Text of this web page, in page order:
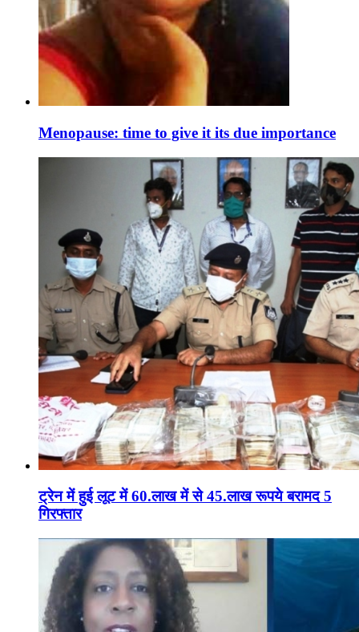
Menopause: time to give it its due importance
ट्रेन में हुई लूट में 60.लाख में से 45.लाख रूपये बरामद 5
गिरफ्तार